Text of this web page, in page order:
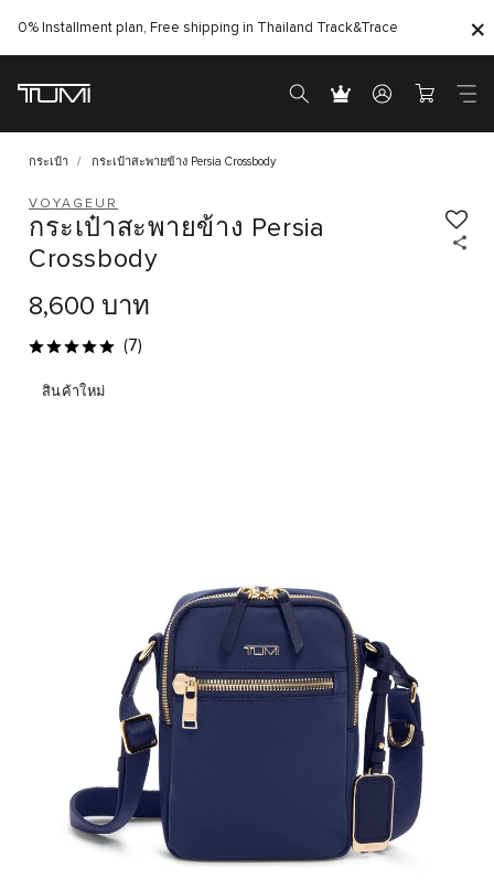
0% Installment plan, Free shipping in Thailand Track&Trace
กระเป๋า กระเป๋าสะพายข้าง Persia Crossbody
สินค้าใหม่
VOYAGEUR
กระเป๋าสะพายข้าง Persia
Crossbody
8,600 บาท
(7)